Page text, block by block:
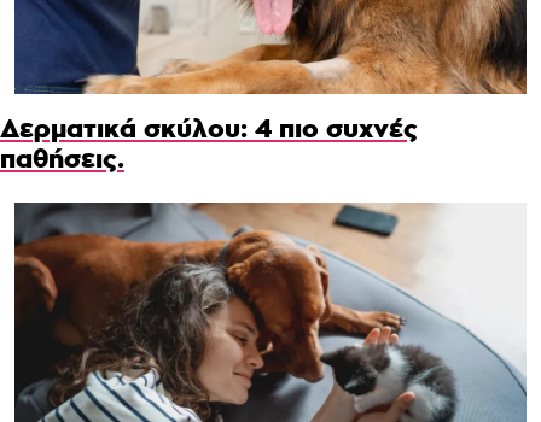
Δερματικά σκύλου: 4 πιο συχνές
παθήσεις.